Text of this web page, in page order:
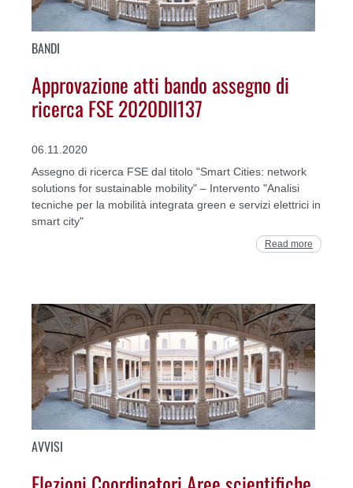
BANDI
Approvazione atti bando assegno di
ricerca FSE 2020DII137
06.11.2020
Assegno di ricerca FSE dal titolo "Smart Cities: network
solutions for sustainable mobility" – Intervento "Analisi
tecniche per la mobilità integrata green e servizi elettrici in
smart city"
Read more
AVVISI